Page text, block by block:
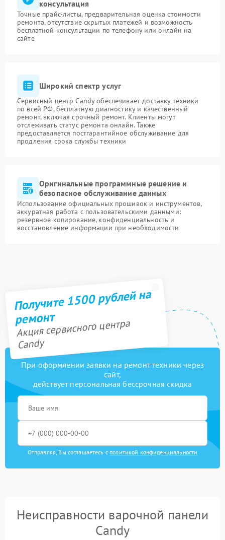
консультация
Точные прайс-листы, предварительная оценка стоимости
ремонта, отсутствие скрытых платежей и возможность
бесплатной консультации по телефону или онлайн на
сайте
Широкий спектр услуг
Сервисный центр Candy обеспечивает доставку техники
по всей РФ, бесплатную диагностику и качественный
ремонт, включая срочный ремонт. Клиенты могут
отслеживать статус ремонта онлайн. Также
предоставляется постгарантийное обслуживание для
продления срока службы техники
Оригинальные программные решение и
безопасное обслуживание данных
Использование официальных прошивок и инструментов,
аккуратная работа с пользовательскими данными:
резервное копирование, конфиденциальность и
восстановление информации при необходимости
Получите 1500 рублей на
ремонт
Акция сервисного центра
Candy
При оформлении заявки на ремонт техники через
сайт,
действует персональная бессрочная скидка
Отправляя, Вы соглашаетесь с политикой конфиденциальности
Неисправности варочной панели
Candy